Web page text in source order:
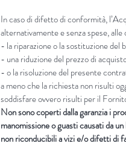
In caso di difetto di conformità,
alternativamente e senza spese,
- la riparazione o la sostituzione del
- una riduzione del prezzo di
- o la risoluzione del presente
a meno che la richiesta non risulti
soddisfare ovvero risulti per il
Non sono coperti dalla garanzia i
manomissione o guasti causati da
non riconducibili a vizi e/o difetti di